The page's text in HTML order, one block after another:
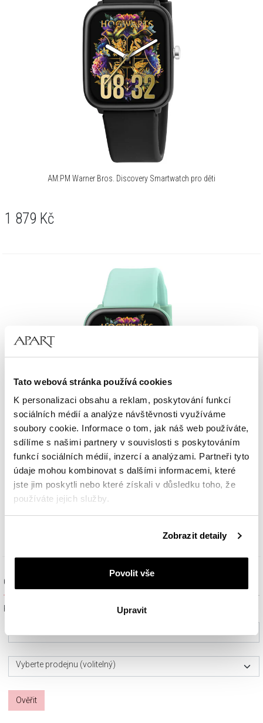
Tato webová stránka používá cookies
K personalizaci obsahu a reklam, poskytování funkcí
sociálních médií a analýze návštěvnosti využíváme
soubory cookie. Informace o tom, jak náš web používáte,
sdílíme s našimi partnery v souvislosti s poskytováním
funkcí sociálních médií, inzercí a analýzami. Partneři tyto
údaje mohou kombinovat s dalšími informacemi, které
jste jim poskytli nebo které získali v důsledku toho, že
používáte jejich služby.
Zásadách ochrany osobních údajů
Zobrazit detaily
Povolit vše
Upravit
AM:PM Warner Bros. Discovery Smartwatch pro děti
1 879 Kč
AM:PM Warner Bros. Discovery Smartwatch pro děti
1 879 Kč
Ověřit dostupnost a rezervovat na prodejně
Prosím, vyberte ze seznamu město nebo konkrétní prodejnu
Vyberte prodejnu (volitelný)
Ověřit